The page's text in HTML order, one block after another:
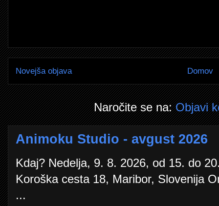
Novejša objava Domov
Naročite se na:Objavi
Animoku Studio - avgust 2026
Kdaj? Nedelja, 9. 8. 2026, od 15. do
Koroška cesta 18, Maribor, Slovenija
...